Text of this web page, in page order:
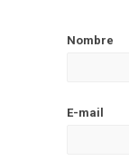
Nombre
E-mail